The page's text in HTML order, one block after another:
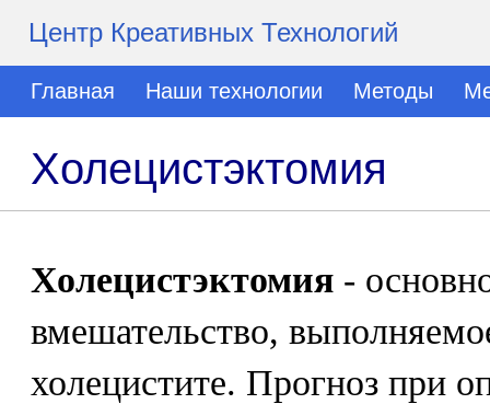
Центр Креативных Технологий
Главная Наши технологии Методы
Холецистэктомия
Холецистэктомия -
вмешательство,
холецистите. Прогноз при